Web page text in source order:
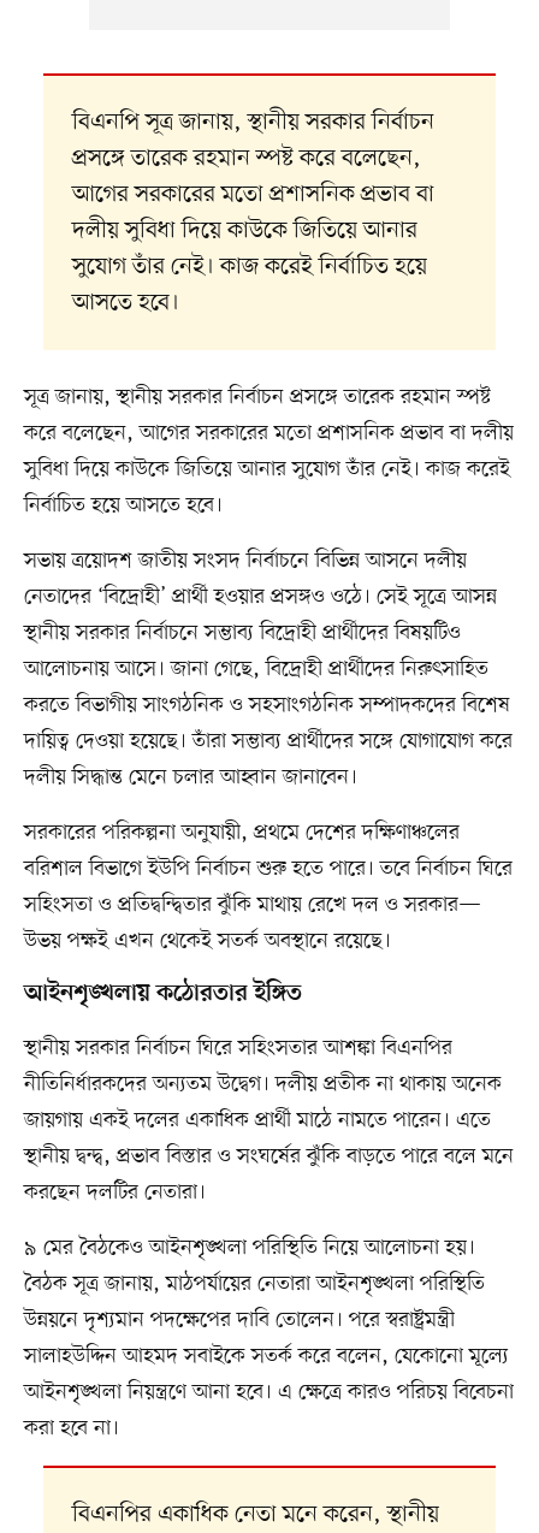
বিএনপি সূত্র জানায়, স্থানীয় সরকার নির্বাচন
প্রসঙ্গে তারেক রহমান স্পষ্ট করে বলেছেন,
আগের সরকারের মতো প্রশাসনিক প্রভাব বা
দলীয় সুবিধা দিয়ে কাউকে জিতিয়ে আনার
সুযোগ তাঁর নেই। কাজ করেই নির্বাচিত হয়ে
আসতে হবে।
সূত্র জানায়, স্থানীয় সরকার নির্বাচন প্রসঙ্গে তারেক রহমান স্পষ্ট
করে বলেছেন, আগের সরকারের মতো প্রশাসনিক প্রভাব বা দলীয়
সুবিধা দিয়ে কাউকে জিতিয়ে আনার সুযোগ তাঁর নেই। কাজ করেই
নির্বাচিত হয়ে আসতে হবে।
সভায় ত্রয়োদশ জাতীয় সংসদ নির্বাচনে বিভিন্ন আসনে দলীয়
নেতাদের ‘বিদ্রোহী’ প্রার্থী হওয়ার প্রসঙ্গও ওঠে। সেই সূত্রে আসন্ন
স্থানীয় সরকার নির্বাচনে সম্ভাব্য বিদ্রোহী প্রার্থীদের বিষয়টিও
আলোচনায় আসে। জানা গেছে, বিদ্রোহী প্রার্থীদের নিরুৎসাহিত
করতে বিভাগীয় সাংগঠনিক ও সহসাংগঠনিক সম্পাদকদের বিশেষ
দায়িত্ব দেওয়া হয়েছে। তাঁরা সম্ভাব্য প্রার্থীদের সঙ্গে যোগাযোগ করে
দলীয় সিদ্ধান্ত মেনে চলার আহ্বান জানাবেন।
সরকারের পরিকল্পনা অনুযায়ী, প্রথমে দেশের দক্ষিণাঞ্চলের
বরিশাল বিভাগে ইউপি নির্বাচন শুরু হতে পারে। তবে নির্বাচন ঘিরে
সহিংসতা ও প্রতিদ্বন্দ্বিতার ঝুঁকি মাথায় রেখে দল ও সরকার—
উভয় পক্ষই এখন থেকেই সতর্ক অবস্থানে রয়েছে।
আইনশৃঙ্খলায় কঠোরতার ইঙ্গিত
স্থানীয় সরকার নির্বাচন ঘিরে সহিংসতার আশঙ্কা বিএনপির
নীতিনির্ধারকদের অন্যতম উদ্বেগ। দলীয় প্রতীক না থাকায় অনেক
জায়গায় একই দলের একাধিক প্রার্থী মাঠে নামতে পারেন। এতে
স্থানীয় দ্বন্দ্ব, প্রভাব বিস্তার ও সংঘর্ষের ঝুঁকি বাড়তে পারে বলে মনে
করছেন দলটির নেতারা।
৯ মের বৈঠকেও আইনশৃঙ্খলা পরিস্থিতি নিয়ে আলোচনা হয়।
বৈঠক সূত্র জানায়, মাঠপর্যায়ের নেতারা আইনশৃঙ্খলা পরিস্থিতি
উন্নয়নে দৃশ্যমান পদক্ষেপের দাবি তোলেন। পরে স্বরাষ্ট্রমন্ত্রী
সালাহউদ্দিন আহমদ সবাইকে সতর্ক করে বলেন, যেকোনো মূল্যে
আইনশৃঙ্খলা নিয়ন্ত্রণে আনা হবে। এ ক্ষেত্রে কারও পরিচয় বিবেচনা
করা হবে না।
বিএনপির একাধিক নেতা মনে করেন, স্থানীয়